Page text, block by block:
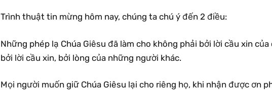
Trình thuật tin mừng hôm nay, chúng ta chú ý đến 2 điều:
Những phép lạ Chúa Giêsu đã làm cho không phải bởi lời cầu xin
bởi lời cầu xin, bởi lòng của những người khác.
Mọi người muốn giữ Chúa Giêsu lại cho riêng họ, khi nhận được ơn